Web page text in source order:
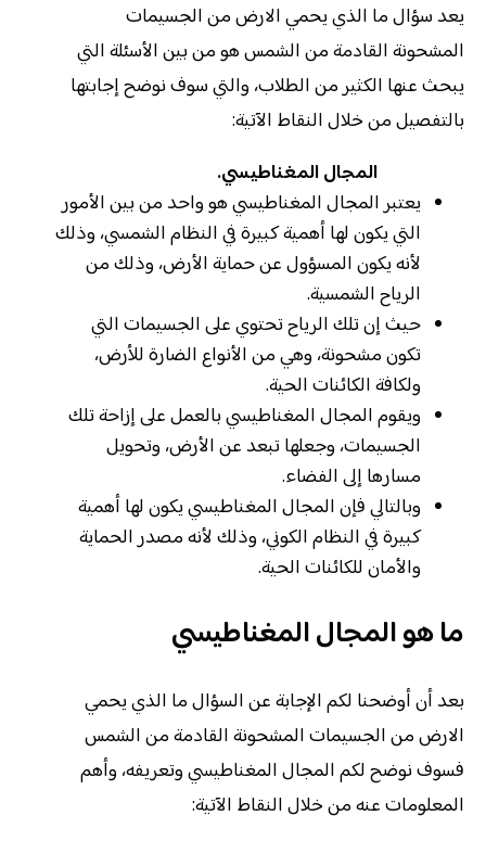
يعد سؤال ما الذي يحمي الارض من الجسيمات
المشحونة القادمة من الشمس هو من بين الأسئلة التي
يبحث عنها الكثير من الطلاب، والتي سوف نوضح إجابتها
بالتفصيل من خلال النقاط الآتية:
المجال المغناطيسي.
يعتبر المجال المغناطيسي هو واحد من بين الأمور
التي يكون لها أهمية كبيرة في النظام الشمسي، وذلك
لأنه يكون المسؤول عن حماية الأرض، وذلك من
الرياح الشمسية.
حيث إن تلك الرياح تحتوي على الجسيمات التي
تكون مشحونة، وهي من الأنواع الضارة للأرض،
ولكافة الكائنات الحية.
ويقوم المجال المغناطيسي بالعمل على إزاحة تلك
الجسيمات، وجعلها تبعد عن الأرض، وتحويل
مسارها إلى الفضاء.
وبالتالي فإن المجال المغناطيسي يكون لها أهمية
كبيرة في النظام الكوني، وذلك لأنه مصدر الحماية
والأمان للكائنات الحية.
ما هو المجال المغناطيسي
بعد أن أوضحنا لكم الإجابة عن السؤال ما الذي يحمي
الارض من الجسيمات المشحونة القادمة من الشمس
فسوف نوضح لكم المجال المغناطيسي وتعريفه، وأهم
المعلومات عنه من خلال النقاط الآتية: